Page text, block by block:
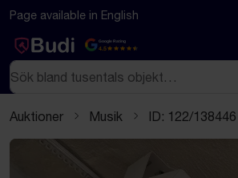
Hoppa till innehåll
Textbaserad (markdown) version av denna
Page available in English
Google Rating
4.5
Sök
Auktioner Musik ID: 122/138446